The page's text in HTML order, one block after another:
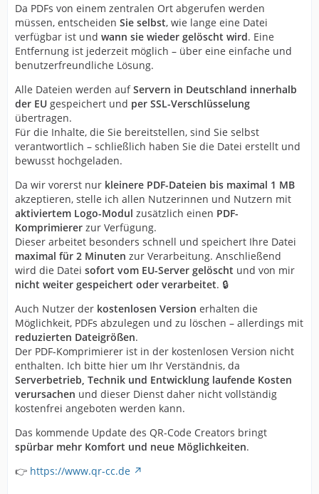
Da PDFs von einem zentralen Ort abgerufen werden
müssen, entscheiden Sie selbst, wie lange eine Datei
verfügbar ist und wann sie wieder gelöscht wird. Eine
Entfernung ist jederzeit möglich – über eine einfache und
benutzerfreundliche Lösung.
Alle Dateien werden aufServern in Deutschland innerhalb
der EU gespeichert und per SSL-Verschlüsselung
übertragen.
Für die Inhalte, die Sie bereitstellen, sind Sie selbst
verantwortlich – schließlich haben Sie die Datei erstellt und
bewusst hochgeladen.
Da wir vorerst nur kleinere PDF-Dateien bis maximal 1 MB
akzeptieren, stelle ich allen Nutzerinnen und Nutzern mit
aktiviertem Logo-Modul zusätzlich einen PDF-
Komprimierer zur Verfügung.
Dieser arbeitet besonders schnell und speichert Ihre Datei
maximal für 2 Minuten zur Verarbeitung. Anschließend
wird die Datei sofort vom EU-Server gelöscht und von mir
nicht weiter gespeichert oder verarbeitet. 🔒
Auch Nutzer der kostenlosen Version erhalten die
Möglichkeit, PDFs abzulegen und zu löschen – allerdings mit
reduzierten Dateigrößen.
Der PDF-Komprimierer ist in der kostenlosen Version nicht
enthalten. Ich bitte hier um Ihr Verständnis, da
Serverbetrieb, Technik und Entwicklung laufende Kosten
verursachen und dieser Dienst daher nicht vollständig
kostenfrei angeboten werden kann.
Das kommende Update des QR-Code Creators bringt
spürbar mehr Komfort und neue Möglichkeiten.
👉 https://www.qr-cc.de